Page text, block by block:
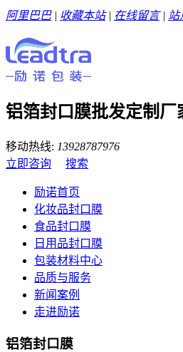
阿里巴巴| 收藏本站| 在线留言| 站
铝箔封口膜批发定制厂
移动热线: 13928787976
立即咨询
搜索
励诺首页
化妆品封口膜
食品封口膜
日用品封口膜
包装材料中心
品质与服务
新闻案例
走进励诺
铝箔封口膜